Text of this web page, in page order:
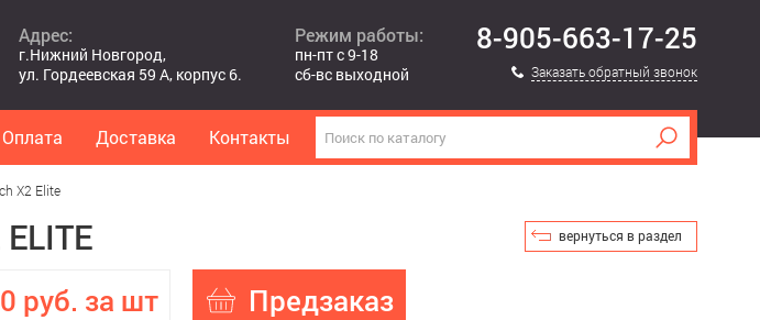
8-905-663-17-25
Заказать обратный звонок
Режим работы:
пн-пт с 9-18
сб-вс выходной
Адрес:
г.Нижний Новгород,
ул. Гордеевская 59 А, корпус 6.
Оплата Доставка Контакты
X2 Elite
вернуться в раздел
руб. за шт Предзаказ